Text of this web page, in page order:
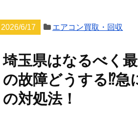
2026/6/17 エアコン買取・回収
埼玉県はなるべく
の故障どうする⁉急
の対処法！